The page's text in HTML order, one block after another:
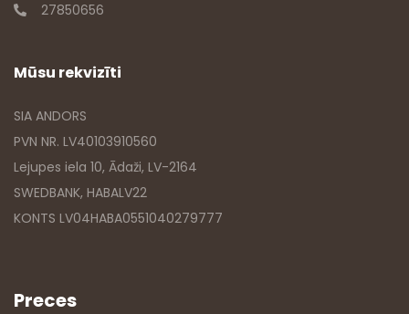
27850656
Mūsu rekvizīti
SIA ANDORS
PVN NR. LV40103910560
Lejupes iela 10, Ādaži, LV-2164
SWEDBANK, HABALV22
KONTS LV04HABA0551040279777
Preces